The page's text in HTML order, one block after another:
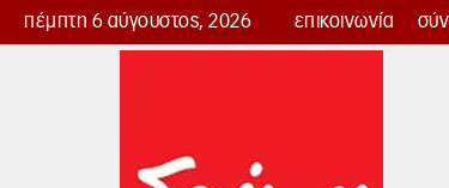
πέμπτη 6 αύγουστος, 2026 επικοινωνία
Δρόμος